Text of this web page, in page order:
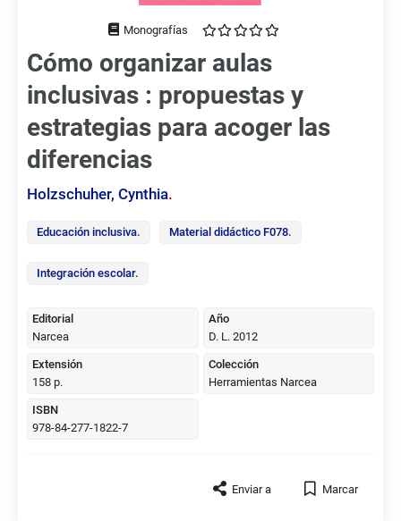
Tipo
documento
Cómo organizar aulas
inclusivas : propuestas y
estrategias para acoger las
diferencias
Holzschuher, Cynthia.
Educación inclusiva. Material didáctico F078.
Integración escolar.
Editorial
Narcea
Año
D. L. 2012
Extensión
158 p.
Colección
Herramientas Narcea
ISBN
978-84-277-1822-7
Enviar a Marcar